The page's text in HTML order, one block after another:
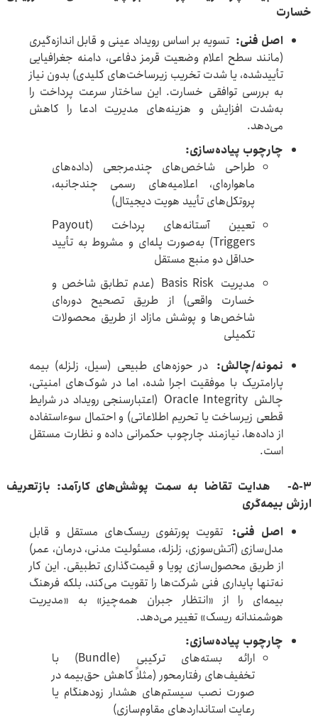
خسارت
اصل فنی: تسویه بر اساس رویداد عینی و قابل اندازه‌گیری
(مانند سطح اعلام وضعیت قرمز دفاعی، دامنه جغرافیایی
تأییدشده، یا شدت تخریب زیرساخت‌های کلیدی) بدون نیاز
به بررسی توافقی خسارت. این ساختار سرعت پرداخت را
به‌شدت افزایش و هزینه‌های مدیریت ادعا را کاهش
می‌دهد.
چارچوب پیاده‌سازی:
طراحی شاخص‌های چندمرجعی (داده‌های
ماهواره‌ای، اعلامیه‌های رسمی چندجانبه،
پروتکل‌های تأیید هویت دیجیتال)
تعیین آستانه‌های پرداخت (Payout
Triggers) به‌صورت پله‌ای و مشروط به تأیید
حداقل دو منبع مستقل
مدیریت Basis Risk (عدم تطابق شاخص و
خسارت واقعی) از طریق تصحیح دوره‌ای
شاخص‌ها و پوشش مازاد از طریق محصولات
تکمیلی
نمونه/چالش: در حوزه‌های طبیعی (سیل، زلزله) بیمه
پارامتریک با موفقیت اجرا شده، اما در شوک‌های امنیتی،
چالش Oracle Integrity (اعتبارسنجی رویداد در شرایط
قطعی زیرساخت یا تحریم اطلاعاتی) و احتمال سوءاستفاده
از داده‌ها، نیازمند چارچوب حکمرانی داده و نظارت مستقل
است.
5-3-
هدایت تقاضا به سمت پوشش‌های کارآمد: بازتعریف
ارزش بیمه‌گری
اصل فنی: تقویت پورتفوی ریسک‌های مستقل و قابل
مدل‌سازی (آتش‌سوزی، زلزله، مسئولیت مدنی، درمان، عمر)
از طریق محصول‌سازی پویا و قیمت‌گذاری تطبیقی. این کار
نه‌تنها پایداری فنی شرکت‌ها را تقویت می‌کند، بلکه فرهنگ
بیمه‌ای را از «انتظار جبران همه‌چیز» به «مدیریت
هوشمندانه ریسک» تغییر می‌دهد.
چارچوب پیاده‌سازی:
ارائه بسته‌های ترکیبی (Bundle) با
تخفیف‌های رفتارمحور (مثلاً کاهش حق‌بیمه در
صورت نصب سیستم‌های هشدار زودهنگام یا
رعایت استانداردهای مقاوم‌سازی)